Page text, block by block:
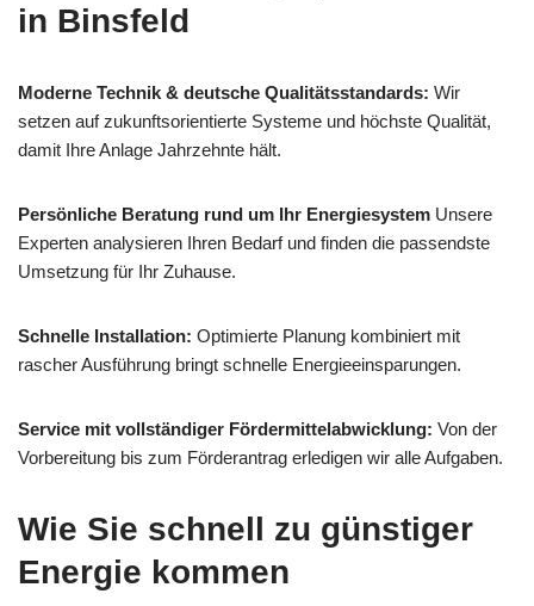
in Binsfeld
Moderne Technik & deutsche Qualitätsstandards: Wir
setzen auf zukunftsorientierte Systeme und höchste Qualität,
damit Ihre Anlage Jahrzehnte hält.
Persönliche Beratung rund um Ihr Energiesystem Unsere
Experten analysieren Ihren Bedarf und finden die passendste
Umsetzung für Ihr Zuhause.
Schnelle Installation: Optimierte Planung kombiniert mit
rascher Ausführung bringt schnelle Energieeinsparungen.
Service mit vollständiger Fördermittelabwicklung: Von der
Vorbereitung bis zum Förderantrag erledigen wir alle Aufgaben.
Wie Sie schnell zu günstiger
Energie kommen